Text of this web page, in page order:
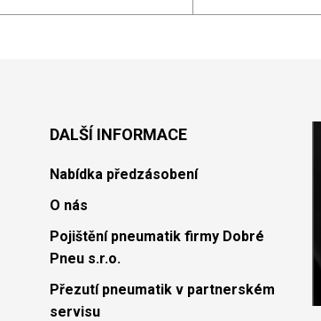
DALŠÍ INFORMACE
Nabídka předzásobení
O nás
Pojištění pneumatik firmy Dobré
Pneu s.r.o.
Přezutí pneumatik v partnerském
servisu